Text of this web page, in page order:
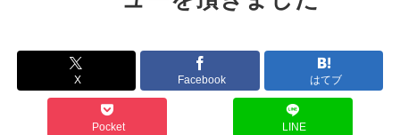
X Facebook はてブ
Pocket LINE